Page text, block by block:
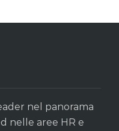
nel panorama
nelle aree HR e